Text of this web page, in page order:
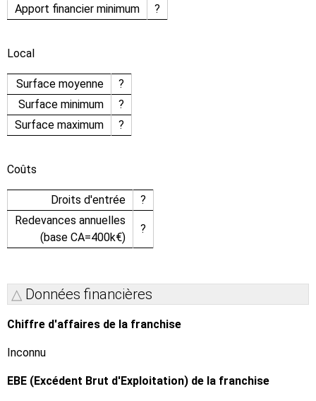
Apport financier minimum
?
Local
Surface moyenne
?
Surface minimum
?
Surface maximum
?
Coûts
Droits d'entrée
?
Redevances annuelles
(base CA=400k€)
?
Données financières
Chiffre d'affaires de la franchise
Inconnu
EBE (Excédent Brut d'Exploitation) de la franchise